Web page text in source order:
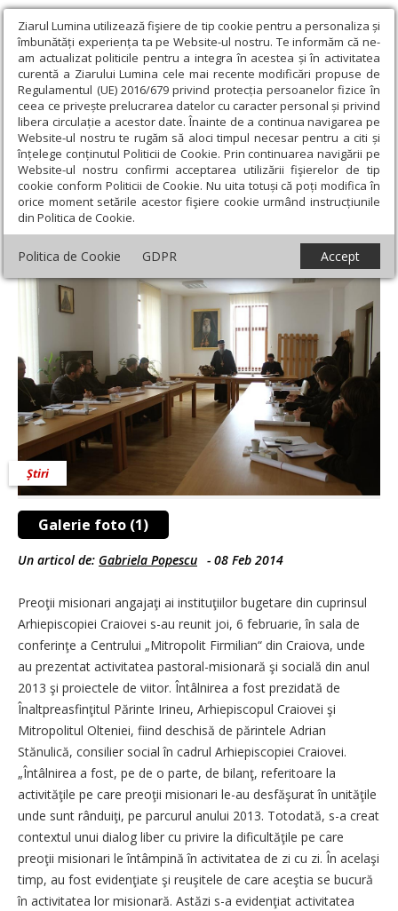
Ziarul Lumina utilizează fişiere de tip cookie pentru a personaliza și
îmbunătăți experiența ta pe Website-ul nostru. Te informăm că ne-
am actualizat politicile pentru a integra în acestea și în activitatea
curentă a Ziarului Lumina cele mai recente modificări propuse de
Regulamentul (UE) 2016/679 privind protecția persoanelor fizice în
ceea ce privește prelucrarea datelor cu caracter personal și privind
libera circulație a acestor date. Înainte de a continua navigarea pe
Website-ul nostru te rugăm să aloci timpul necesar pentru a citi și
înțelege conținutul Politicii de Cookie. Prin continuarea navigării pe
Website-ul nostru confirmi acceptarea utilizării fişierelor de tip
cookie conform Politicii de Cookie. Nu uita totuși că poți modifica în
orice moment setările acestor fişiere cookie urmând instrucțiunile
din Politica de Cookie.
Politica de Cookie GDPR Accept
Ziarul Lumina › Actualitate religioasă › Știri › Întâlnire cu preoţii
misionari din Arhiepiscopia Craiovei
Întâlnire cu preoţii misionari din
Arhiepiscopia Craiovei
Galerie foto (1)
Știri
Un articol de: Gabriela Popescu - 08 Feb 2014
Preoţii misionari angajaţi ai instituţiilor bugetare din cuprinsul
Arhiepiscopiei Craiovei s-au reunit joi, 6 februarie, în sala de
conferinţe a Centrului „Mitropolit Firmilian“ din Craiova, unde
au prezentat activitatea pastoral-misionară şi socială din anul
2013 şi proiectele de viitor. Întâlnirea a fost prezidată de
Înaltpreasfinţitul Părinte Irineu, Arhiepiscopul Craiovei şi
Mitropolitul Olteniei, fiind deschisă de părintele Adrian
Stănulică, consilier social în cadrul Arhiepiscopiei Craiovei.
„Întâlnirea a fost, pe de o parte, de bilanţ, referitoare la
activităţile pe care preoţii misionari le-au desfăşurat în unităţile
unde sunt rânduiţi, pe parcurul anului 2013. Totodată, s-a creat
contextul unui dialog liber cu privire la dificultăţile pe care
preoţii misionari le întâmpină în activitatea de zi cu zi. În acelaşi
timp, au fost evidenţiate şi reuşitele de care aceştia se bucură
în activitatea lor misionară. Astăzi s-a evidenţiat activitatea